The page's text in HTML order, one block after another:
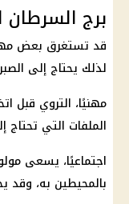
برج السرطان
قد تستغرق بعض
لذلك يحتاج إلى
مهنيًا، التروي قبل
الملفات التي
اجتماعيًا، يسعى
بالمحيطين به، وقد